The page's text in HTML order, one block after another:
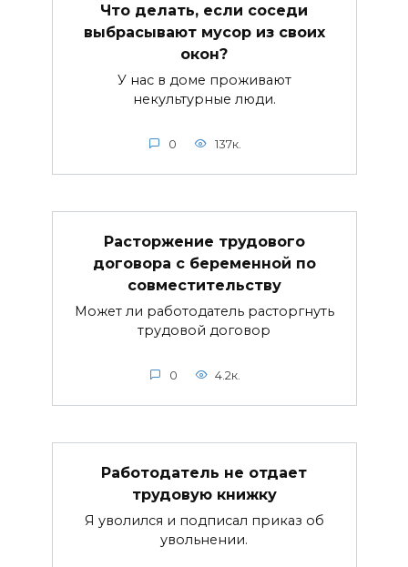
Что делать, если соседи
выбрасывают мусор из своих
окон?
У нас в доме проживают
некультурные люди.
0 137к.
Расторжение трудового
договора с беременной по
совместительству
Может ли работодатель расторгнуть
трудовой договор
0 4.2к.
Работодатель не отдает
трудовую книжку
Я уволился и подписал приказ об
увольнении.